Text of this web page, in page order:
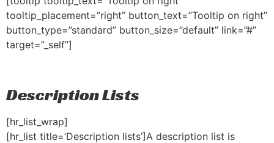
tooltip_placement=”right” button_text=”Tooltip on right”
button_type=”standard” button_size=”default” link=”#”
target=”_self”]
Description Lists
[hr_list_wrap]
[hr_list title=’Description lists’]A description list is